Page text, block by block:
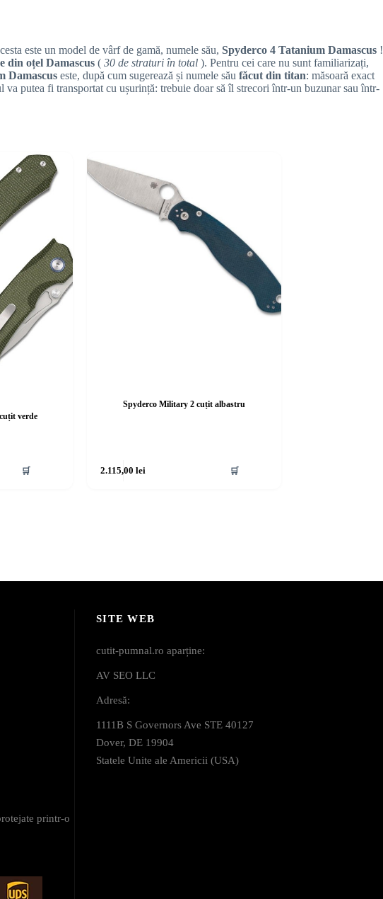
este un model de vârf de gamă, numele său, Spyderco 4 Tatanium Damascus !
din oțel Damascus ( 30 de straturi în total ). Pentru cei care nu sunt familiarizați,
Damascus este, după cum sugerează și numele său făcut din titan: măsoară exact
putea fi transportat cu ușurință: trebuie doar să îl strecori într-un buzunar sau într-
verde
🛒
Spyderco Military 2 cuțit albastru
2.115,00lei 🛒
printr-o
SITE WEB
cutit-pumnal.ro aparține:
AV SEO LLC
Adresă:
1111B S Governors Ave STE 40127
Dover, DE 19904
Statele Unite ale Americii (USA)